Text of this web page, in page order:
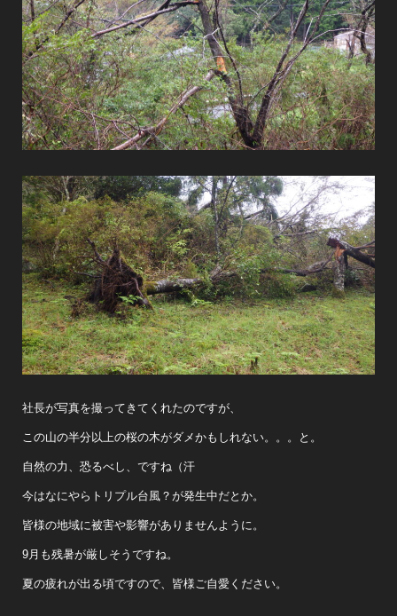
社長が写真を撮ってきてくれたのですが、
この山の半分以上の桜の木がダメかもしれない。。。と。
自然の力、恐るべし、ですね（汗
今はなにやらトリプル台風？が発生中だとか。
皆様の地域に被害や影響がありませんように。
9月も残暑が厳しそうですね。
夏の疲れが出る頃ですので、皆様ご自愛ください。